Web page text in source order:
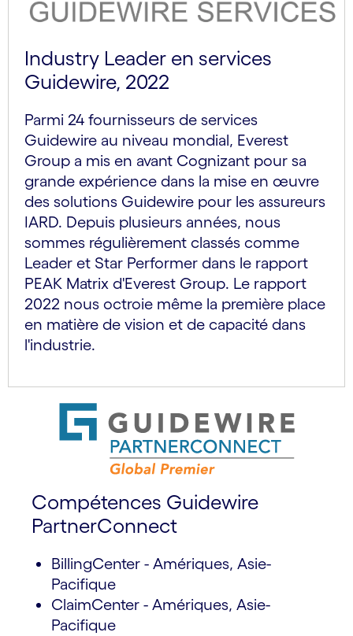
Industry Leader en services
Guidewire, 2022
Parmi 24 fournisseurs de services
Guidewire au niveau mondial, Everest
Group a mis en avant Cognizant pour sa
grande expérience dans la mise en œuvre
des solutions Guidewire pour les assureurs
IARD. Depuis plusieurs années, nous
sommes régulièrement classés comme
Leader et Star Performer dans le rapport
PEAK Matrix d'Everest Group. Le rapport
2022 nous octroie même la première place
en matière de vision et de capacité dans
l'industrie.
Compétences Guidewire
PartnerConnect
BillingCenter - Amériques, Asie-
Pacifique
ClaimCenter - Amériques, Asie-
Pacifique